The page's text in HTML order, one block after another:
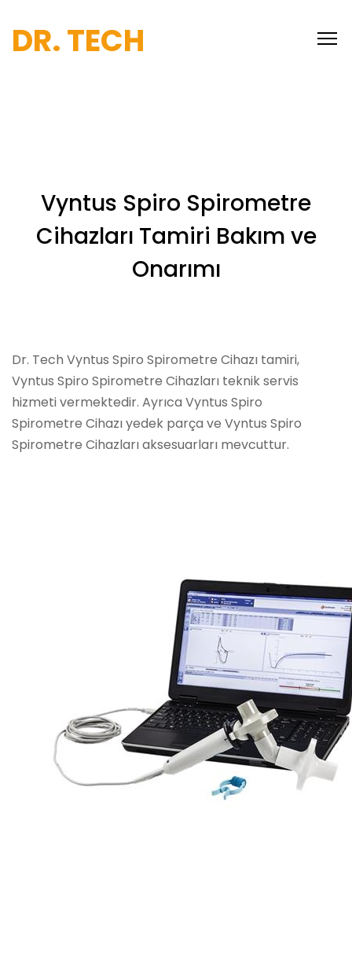
DR. TECH
Vyntus Spiro Spirometre
Cihazları Tamiri Bakım ve
Onarımı
Dr. Tech Vyntus Spiro Spirometre Cihazı tamiri,
Vyntus Spiro Spirometre Cihazları teknik servis
hizmeti vermektedir. Ayrıca Vyntus Spiro
Spirometre Cihazı yedek parça ve Vyntus Spiro
Spirometre Cihazları aksesuarları mevcuttur.